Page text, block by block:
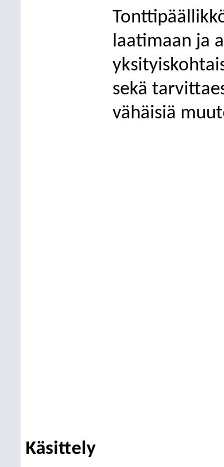
laatimaan ja
sekä
vähäisiä
Käsittely